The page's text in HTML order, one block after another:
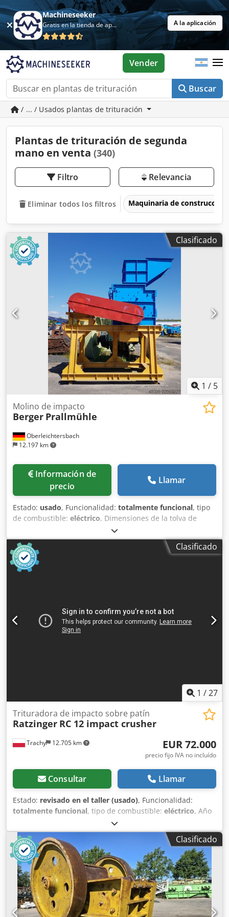
Machineseeker
Gratis en la tienda de aplicaciones A la aplicación
Buscar
Vender
/ ... / Usados plantas de trituración
Plantas de trituración de segunda
mano en venta (340)
Filtro Relevancia
Eliminar todos los filtros Maquinaria de construcción
Clasificado
1 / 5
Oberleichtersbach
12.197 km
Molino de impacto
Berger Prallmühle
Información de
precio
Llamar
Estado: usado, Funcionalidad: totalmente funcional, tipo
de combustible: eléctrico, Dimensiones de la tolva de
alimentación: aproximadamente 1000 x 700 mm Diámetro
del rotor x anchura: 600 x 1000 mm Dedjzr D H Nepfx
Albjck Motor eléctrico: 37 kW Estructura de acero
semimóvil con tolva de alimentación y de descarga
Clasificado
1 /27
Trachy 12.705 km
Trituradora de impacto sobre patín
Ratzinger RC 12 impact crusher
EUR 72.000
precio fijo IVA no incluído
Consultar Llamar
Estado: revisado en el taller (usado), Funcionalidad:
totalmente funcional, tipo de combustible: eléctrico, Año
, Ratzinger RC 12 Trituradora de
impacto, Bohringer RC12 + Transportador B1000 L15000
Trituradora completamente reacondicionada La
trituradora está montada sobre un chasis hidráulico, muy
fácil de transportar. Trituradora arenada y pintada
Transportador L15000 TOTALMENTE NUEVO Diámetro del
rotor [mm]: 1100 Abertura de entrada [mm]: 1220x900
Entrada máxima de material [mm]: 600 Motor eléctrico de
la trituradora: 132 kW Motor eléctrico de la cinta lateral:
Clasificado